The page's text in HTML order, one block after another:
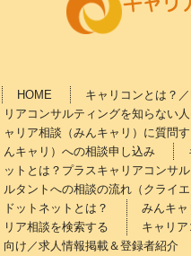
HOME
キャリコンとは？
リアコンサルティングを知らない
ャリア相談（みんキャリ）に質問
んキャリ）への相談申し込み
ットとは？プラスキャリアコンサ
ルタントへの相談の流れ（クライエ
ドットネットとは？
みんキャ
リア相談を検索する
キャリ
向け／求人情報掲載＆登録者紹介